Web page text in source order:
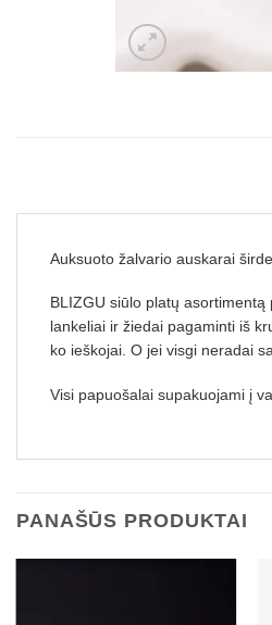
Auksuoto žalvario auskarai
BLIZGU siūlo platų
lankeliai ir žiedai pagaminti iš
ko ieškojai. O jei visgi neradai
Visi papuošalai supakuojami į
PANAŠŪS PRODUKTAI